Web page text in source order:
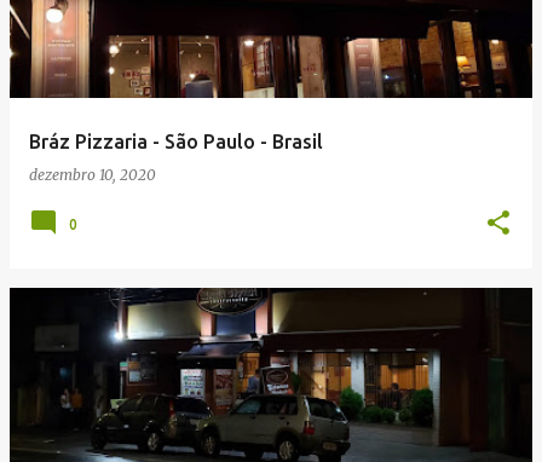
Bráz Pizzaria - São Paulo - Brasil
dezembro 10, 2020
0